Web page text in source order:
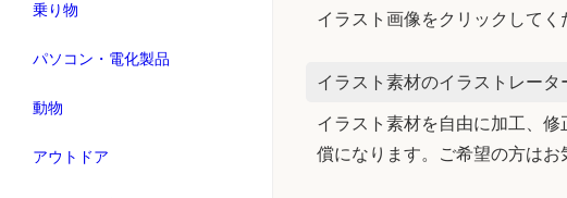
乗り物
パソコン・電化製品
動物
アウトドア
イラスト画像をクリックして
イラスト素材のイラストレー
イラスト素材を自由に加工、
償になります。ご希望の方はお